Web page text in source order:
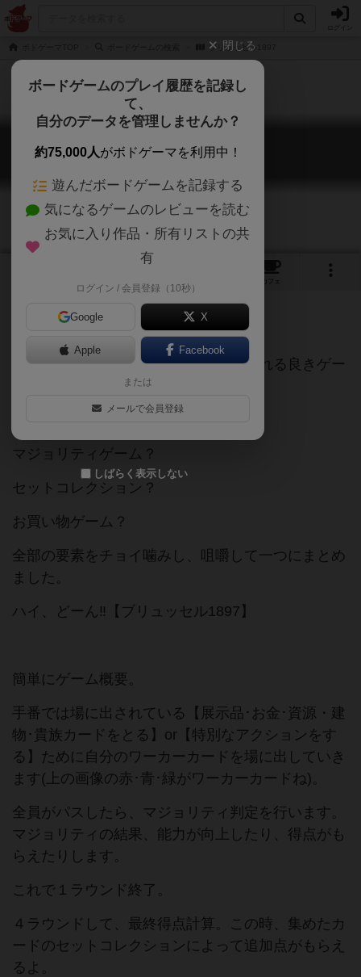
ブリュッセル1897
ブリュッセル1897
Bruxelles 1897
カフェ
米アマゾンから、お手頃価格で仕入られる良きゲー
マジョリティゲーム？
セットコレクション？
お買い物ゲーム？
全部の要素をチョイ噛みし、咀嚼して一つにまとめ
ました。
ハイ、どーん‼️【ブリュッセル1897】
簡単にゲーム概要。
手番では場に出されている【展示品･お金･資源・建
物･貴族カードをとる】or【特別なアクションをす
る】ために自分のワーカーカードを場に出していき
ます(上の画像の赤･青･緑がワーカーカードね)。
全員がパスしたら、マジョリティ判定を行います。
マジョリティの結果、能力が向上したり、得点がも
らえたりします。
これで１ラウンド終了。
４ラウンドして、最終得点計算。この時、集めたカ
ードのセットコレクションによって追加点がもらえ
るよ。
閉じる
ボードゲームのプレイ履歴を記録し
て、
自分のデータを管理しませんか？
約75,000人がボドゲーマを利用中！
遊んだボードゲームを記録する
気になるゲームのレビューを読む
お気に入り作品・所有リストの共
有
ログイン / 会員登録（10秒）
Google X
Apple Facebook
または
メールで会員登録
しばらく表示しない